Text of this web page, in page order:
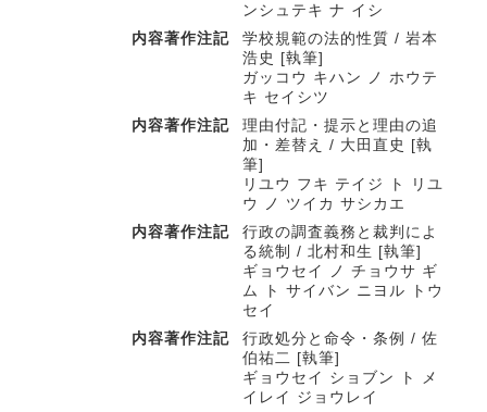
ンシュテキ ナ イシ
内容著作注記
学校規範の法的性質 / 岩本
浩史 [執筆]
ガッコウ キハン ノ ホウテ
キ セイシツ
内容著作注記
理由付記・提示と理由の追
加・差替え / 大田直史 [執
筆]
リユウ フキ テイジ ト リユ
ウ ノ ツイカ サシカエ
内容著作注記
行政の調査義務と裁判によ
る統制 / 北村和生 [執筆]
ギョウセイ ノ チョウサ ギ
ム ト サイバン ニヨル トウ
セイ
内容著作注記
行政処分と命令・条例 / 佐
伯祐二 [執筆]
ギョウセイ ショブン ト メ
イレイ ジョウレイ